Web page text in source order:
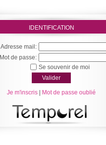
IDENTIFICATION
Adresse mail:
Mot de passe:
Se souvenir de moi
Je m'inscris Mot de passe oublié